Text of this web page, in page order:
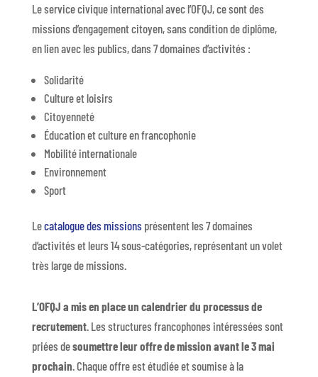
Le service civique international avec l’OFQJ, ce sont des
missions d’engagement citoyen, sans condition de diplôme,
en lien avec les publics, dans 7 domaines d’activités :
Solidarité
Culture et loisirs
Citoyenneté
Éducation et culture en francophonie
Mobilité internationale
Environnement
Sport
Lecatalogue des missionsprésentent les 7 domaines
d’activités et leurs 14 sous-catégories, représentant un volet
très large de missions.
L’OFQJ a mis en place un calendrier du processus de
recrutement. Les structures francophones intéressées sont
priées desoumettre leur offre de mission avant le 3 mai
prochain . Chaque offre est étudiée et soumise à la